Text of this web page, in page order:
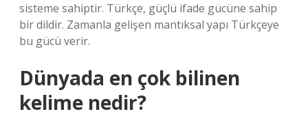
sisteme sahiptir. Türkçe, güçlü ifade gücüne sahip
bir dildir. Zamanla gelişen mantıksal yapı Türkçeye
bu gücü verir.
Dünyada en çok bilinen
kelime nedir?